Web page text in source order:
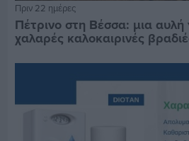
Πριν 22 ημέρες
Πέτρινο στη Βέσσα: μια
χαλαρές καλοκαιρινές